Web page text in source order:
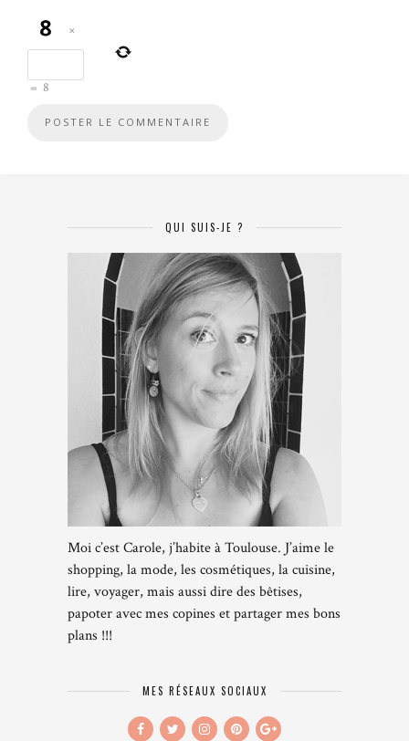
×
= 8
QUI SUIS-JE ?
Moi c’est Carole, j’habite à Toulouse. J’aime le
shopping, la mode, les cosmétiques, la cuisine,
lire, voyager, mais aussi dire des bêtises,
papoter avec mes copines et partager mes bons
plans !!!
MES RÉSEAUX SOCIAUX